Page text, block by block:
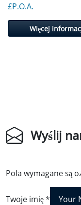
£P.O.A.
Więcej
Wyślij
Pola wymagane są
Twoje imię*